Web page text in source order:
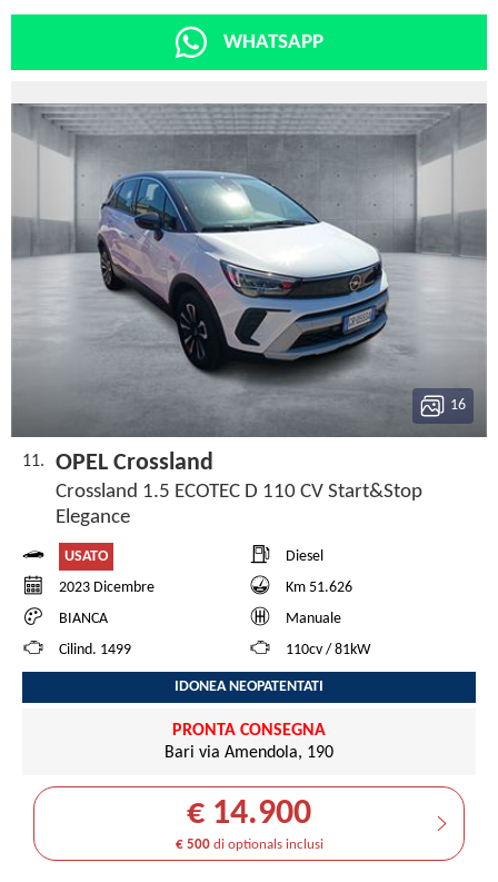
WHATSAPP
16
11. OPEL Crossland
Crossland 1.5 ECOTEC D 110 CV Start&Stop
Elegance
USATO
Diesel
2023 Dicembre
Km 51.626
BIANCA
Manuale
Cilind. 1499
110cv / 81kW
IDONEA NEOPATENTATI
PRONTA CONSEGNA
Bari via Amendola, 190
€ 14.900
€ 500di optionals inclusi